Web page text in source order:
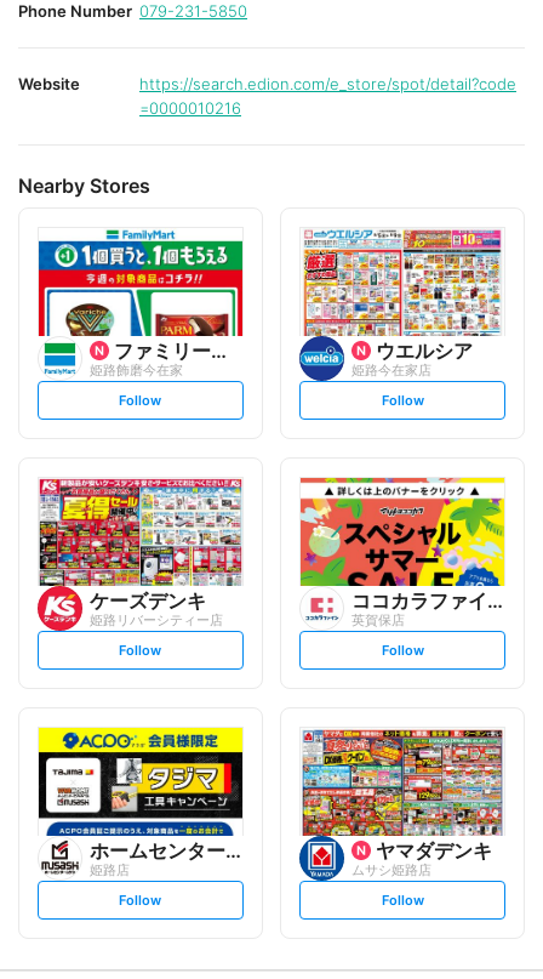
Phone Number 079-231-5850
Website
https://search.edion.com/e_store/spot/detail?code
=0000010216
Nearby Stores
ファミリーマート
姫路飾磨今在家
s
t
l
o
w
Follow
ウエルシア
姫路今在家店
s
t
l
o
w
Follow
ケーズデンキ
姫路リバーシティー店
s
t
l
o
w
Follow
ココカラファイン
英賀保店
s
t
l
o
w
Follow
ホームセンタームサシ
姫路店
s
t
Follow
ヤマダデンキ
ムサシ姫路店
s
t
Follow